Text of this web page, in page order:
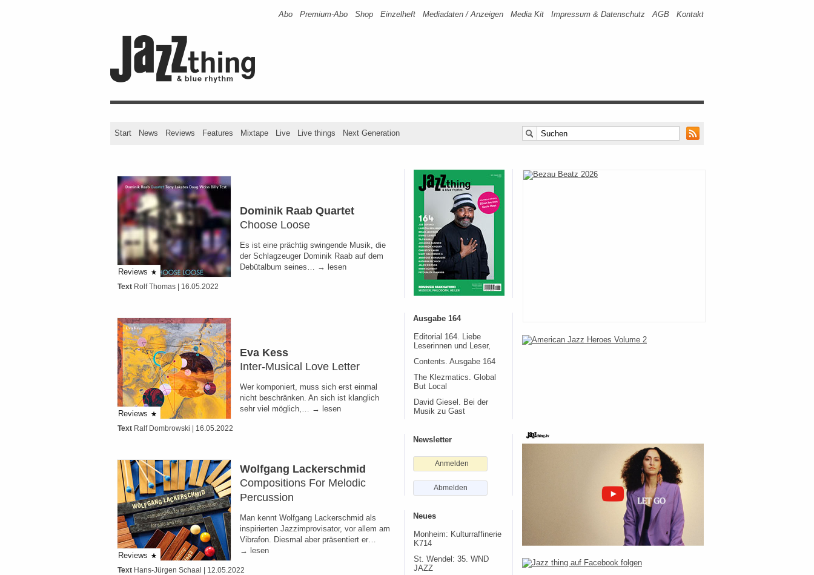
Abo Premium-Abo Shop Einzelheft Mediadaten / Anzeigen Media Kit Impressum & Datenschutz AGB Kontakt
Start News Reviews Features Mixtape Live Live things Next Generation
Reviews
Dominik Raab Quartet
Choose Loose
Es ist eine prächtig swingende Musik, die
der Schlagzeuger Dominik Raab auf dem
Debütalbum seines… → lesen
Text Rolf Thomas | 16.05.2022
Reviews
Eva Kess
Inter-Musical Love Letter
Wer komponiert, muss sich erst einmal
nicht beschränken. An sich ist klanglich
sehr viel möglich,… → lesen
Text Ralf Dombrowski | 16.05.2022
Reviews
Wolfgang Lackerschmid
Compositions For Melodic
Percussion
Man kennt Wolfgang Lackerschmid als
inspirierten Jazzimprovisator, vor allem am
Vibrafon. Diesmal aber präsentiert er…
→ lesen
Text Hans-Jürgen Schaal | 12.05.2022
Ausgabe 164
Editorial 164. Liebe
Leserinnen und Leser,
Contents. Ausgabe 164
The Klezmatics. Global
But Local
David Giesel. Bei der
Musik zu Gast
Newsletter
Anmelden
Abmelden
Neues
Monheim: Kulturraffinerie
K714
St. Wendel: 35. WND
JAZZ